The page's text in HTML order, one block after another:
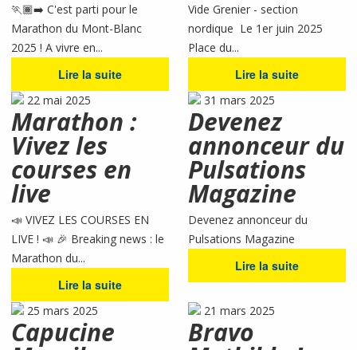
🏃🏾‍➡️ C'est parti pour le
Marathon du Mont-Blanc
2025 ! A vivre en...
Lire la suite
Vide Grenier - section
nordique Le 1er juin 2025
Place du...
Lire la suite
22 mai 2025
Marathon :
Vivez les
courses en
live
📣 VIVEZ LES COURSES EN
LIVE ! 📣 🎉 Breaking news : le
Marathon du...
Lire la suite
31 mars 2025
Devenez
annonceur du
Pulsations
Magazine
Devenez annonceur du
Pulsations Magazine
Lire la suite
25 mars 2025
Capucine
21 mars 2025
Bravo